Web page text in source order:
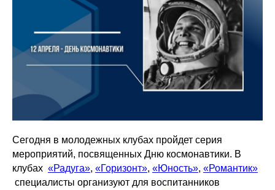
Сегодня в молодежных клубах пройдет серия
мероприятий, посвященных Дню космонавтики. В
клубах «Радуга», «Горизонт», «Юность», «Романтик»
специалисты организуют для воспитанников